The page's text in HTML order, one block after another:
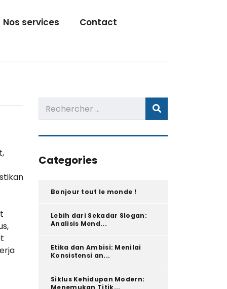
Nos services Contact
Categories
Bonjour tout le monde !
Lebih dari Sekadar Slogan:
Analisis Mend...
Etika dan Ambisi: Menilai
Konsistensi an...
Siklus Kehidupan Modern: